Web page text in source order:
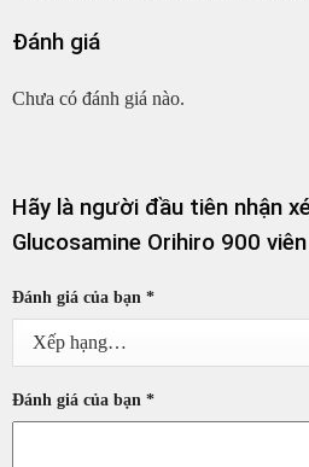
Đánh giá
Chưa có đánh giá nào.
Hãy là người đầu tiên nhận
Glucosamine Orihiro 900
Đánh giá của bạn *
Đánh giá của bạn *